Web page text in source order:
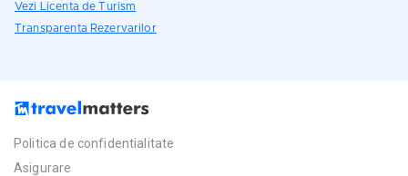
Vezi Licenta de Turism
Transparenta Rezervarilor
Politica de confidentialitate
Asigurare